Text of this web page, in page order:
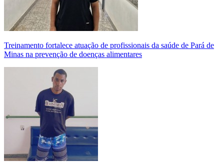
Treinamento fortalece atuação de profissionais da saúde de Pará de
Minas na prevenção de doenças alimentares